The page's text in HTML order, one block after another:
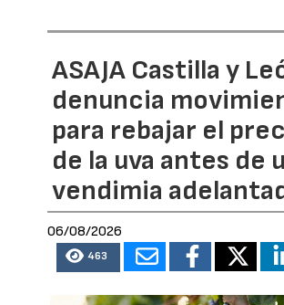
ASAJA Castilla y
denuncia
para rebajar el
de la uva antes de
vendimia
06/08/2026
463